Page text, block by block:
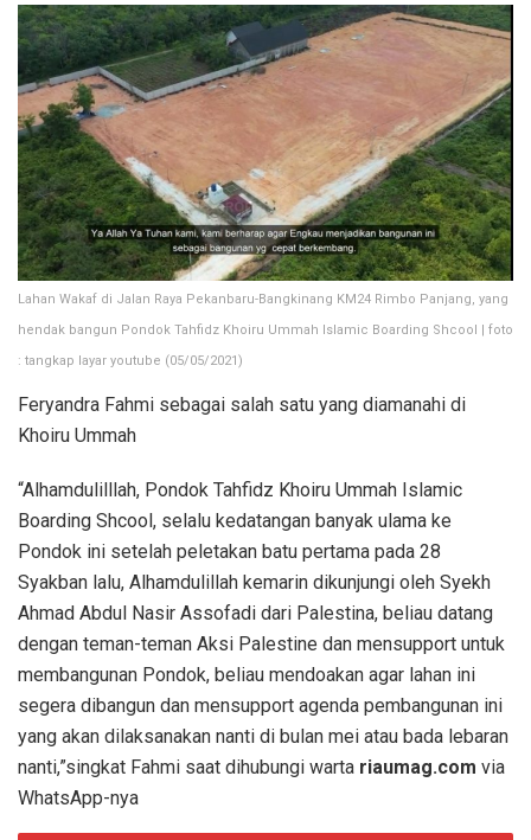
Lahan Wakaf di Jalan Raya Pekanbaru-Bangkinang KM24 Rimbo Panjang, yang
hendak bangun Pondok Tahfidz Khoiru Ummah Islamic Boarding Shcool | foto
: tangkap layar youtube (05/05/2021)
Feryandra Fahmi sebagai salah satu yang diamanahi di
Khoiru Ummah
“Alhamdulilllah, Pondok Tahfidz Khoiru Ummah Islamic
Boarding Shcool, selalu kedatangan banyak ulama ke
Pondok ini setelah peletakan batu pertama pada 28
Syakban lalu, Alhamdulillah kemarin dikunjungi oleh Syekh
Ahmad Abdul Nasir Assofadi dari Palestina, beliau datang
dengan teman-teman Aksi Palestine dan mensupport untuk
membangunan Pondok, beliau mendoakan agar lahan ini
segera dibangun dan mensupport agenda pembangunan ini
yang akan dilaksanakan nanti di bulan mei atau bada lebaran
nanti,”singkat Fahmi saat dihubungi warta riaumag.com via
WhatsApp-nya